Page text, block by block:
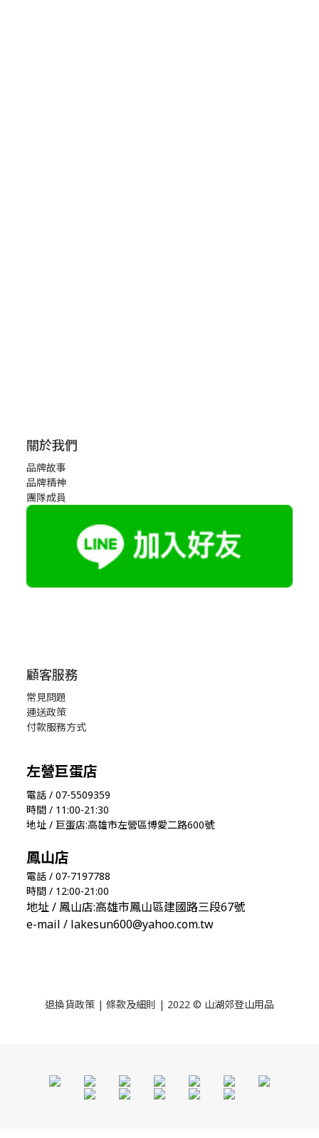
關於我們
品牌故事
品牌精神
團隊成員
顧客服務
常見問題
運送政策
付款服務方式
左營巨蛋店
電話 / 07-5509359
時間 / 11:00-21:30
地址 / 巨蛋店:高雄市左營區博愛二路600號
鳳山店
電話 / 07-7197788
時間 / 12:00-21:00
地址 / 鳳山店:高雄市鳳山區建國路三段67號
e-mail / lakesun600@yahoo.com.tw
退換貨政策 | 條款及細則 | 2022 © 山湖郊登山用品